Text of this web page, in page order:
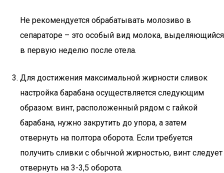
Не рекомендуется обрабатывать молозиво в
сепараторе – это особый вид молока, выделяющийся
в первую неделю после отела.
Для достижения максимальной жирности сливок
настройка барабана осуществляется следующим
образом: винт, расположенный рядом с гайкой
барабана, нужно закрутить до упора, а затем
отвернуть на полтора оборота. Если требуется
получить сливки с обычной жирностью, винт следует
отвернуть на 3-3,5 оборота.